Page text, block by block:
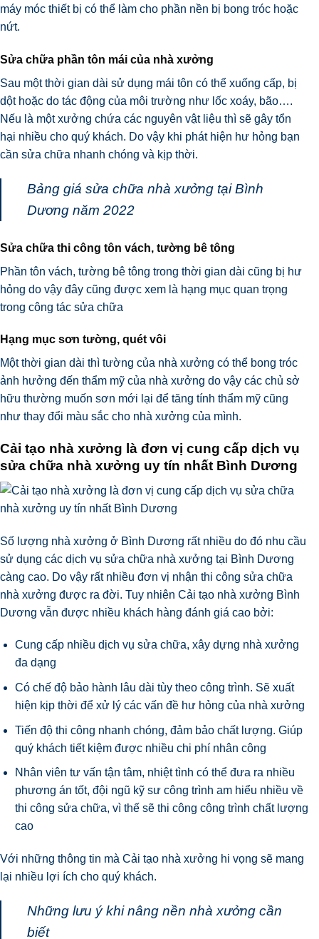
máy móc thiết bị có thể làm cho phần nền bị bong tróc hoặc
nứt.
Sửa chữa phần tôn mái của nhà xưởng
Sau một thời gian dài sử dụng mái tôn có thể xuống cấp, bị
dột hoặc do tác động của môi trường như lốc xoáy, bão….
Nếu là một xưởng chứa các nguyên vật liệu thì sẽ gây tổn
hại nhiều cho quý khách. Do vậy khi phát hiện hư hỏng bạn
cần sửa chữa nhanh chóng và kịp thời.
Bảng giá sửa chữa nhà xưởng tại Bình
Dương năm 2022
Sửa chữa thi công tôn vách, tường bê tông
Phần tôn vách, tường bê tông trong thời gian dài cũng bị hư
hỏng do vậy đây cũng được xem là hạng mục quan trọng
trong công tác sửa chữa
Hạng mục sơn tường, quét vôi
Một thời gian dài thì tường của nhà xưởng có thể bong tróc
ảnh hưởng đến thẩm mỹ của nhà xưởng do vậy các chủ sở
hữu thường muốn sơn mới lại để tăng tính thẩm mỹ cũng
như thay đổi màu sắc cho nhà xưởng của mình.
Cải tạo nhà xưởng là đơn vị cung cấp dịch vụ
sửa chữa nhà xưởng uy tín nhất Bình Dương
Số lượng nhà xưởng ở Bình Dương rất nhiều do đó nhu cầu
sử dụng các dịch vụ sửa chữa nhà xưởng tại Bình Dương
càng cao. Do vậy rất nhiều đơn vị nhận thi công sửa chữa
nhà xưởng được ra đời. Tuy nhiên Cải tạo nhà xưởng Bình
Dương vẫn được nhiều khách hàng đánh giá cao bởi:
Cung cấp nhiều dịch vụ sửa chữa, xây dựng nhà xưởng
đa dạng
Có chế độ bảo hành lâu dài tùy theo công trình. Sẽ xuất
hiện kịp thời để xử lý các vấn đề hư hỏng của nhà xưởng
Tiến độ thi công nhanh chóng, đảm bảo chất lượng. Giúp
quý khách tiết kiệm được nhiều chi phí nhân công
Nhân viên tư vấn tận tâm, nhiệt tình có thể đưa ra nhiều
phương án tốt, đội ngũ kỹ sư công trình am hiểu nhiều về
thi công sửa chữa, vì thế sẽ thi công công trình chất lượng
cao
Với những thông tin mà Cải tạo nhà xưởng hi vọng sẽ mang
lại nhiều lợi ích cho quý khách.
Những lưu ý khi nâng nền nhà xưởng cần
biết